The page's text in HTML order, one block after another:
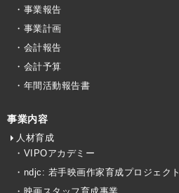
・事業報告
・事業計画
・会計報告
・会計予算
・年間活動報告書
事業内容
人材育成
・VIPOアカデミー
・ndjc: 若手映画作家育成プロジェクト